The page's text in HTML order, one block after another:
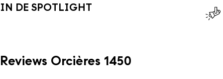
IN DE SPOTLIGHT
Reviews Orcières 1450